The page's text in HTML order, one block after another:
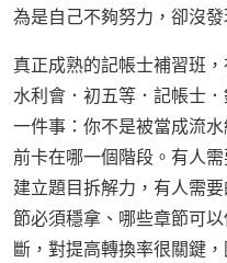
為是自己不夠努力，卻沒
真正成熟的記帳士補習班
水利會．初五等．記帳士
一件事：你不是被當成流
前卡在哪一個階段。有人
建立題目拆解力，有人需
節必須穩拿、哪些章節可
斷，對提高轉換率很關鍵